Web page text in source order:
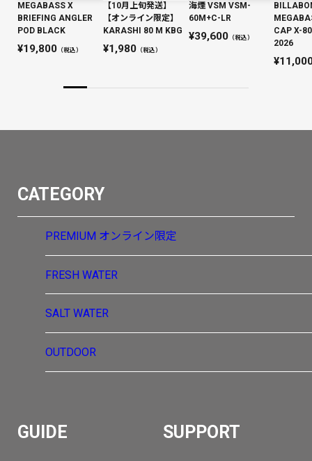
MEGABASS X
BRIEFING ANGLER
POD BLACK
19,800 （税込）
【10月上旬発送】
【オンライン限定】
KARASHI 80 M KBG
1,980（税込）
海煙 VSM VSM-
60M+C-LR
39,600（税込）
CAP X-
2026
CATEGORY
PREMIUM オンライン限定
FRESH WATER
SALT WATER
OUTDOOR
GUIDE SUPPORT